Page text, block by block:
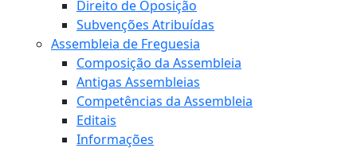
Direito de Oposição
Subvenções Atribuídas
Assembleia de Freguesia
Composição da Assembleia
Antigas Assembleias
Competências da Assembleia
Editais
Informações